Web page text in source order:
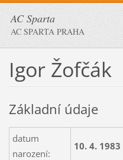
AC Sparta
AC SPARTA PRAHA
Igor Žofčák
Základní údaje
datum
narození:
10. 4. 1983